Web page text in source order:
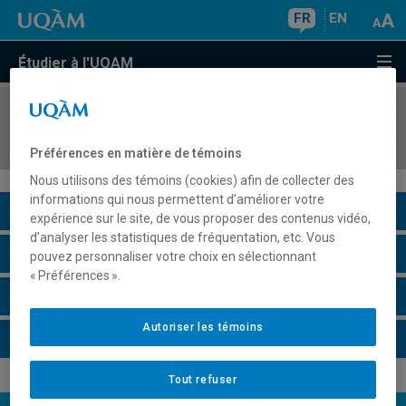
FR EN
Étudier à l'UQAM
COURS//
Description du cours
Horaire - Été 2026
Préférences en matière de témoins
Nous utilisons des témoins (cookies) afin de collecter des
informations qui nous permettent d’améliorer votre
expérience sur le site, de vous proposer des contenus vidéo,
d’analyser les statistiques de fréquentation, etc. Vous
pouvez personnaliser votre choix en sélectionnant
« Préférences ».
Tout refuser
Autoriser les témoins